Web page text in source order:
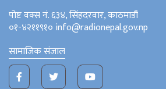
पोष्ट वक्स नं. ६३४, सिंहदरवार, काठमाडौं
०१-४२११९१० info@radionepal.gov.np
सामाजिक संजाल